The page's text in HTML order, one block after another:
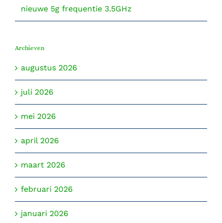
nieuwe 5g frequentie 3.5GHz
Archieven
augustus 2026
juli 2026
mei 2026
april 2026
maart 2026
februari 2026
januari 2026